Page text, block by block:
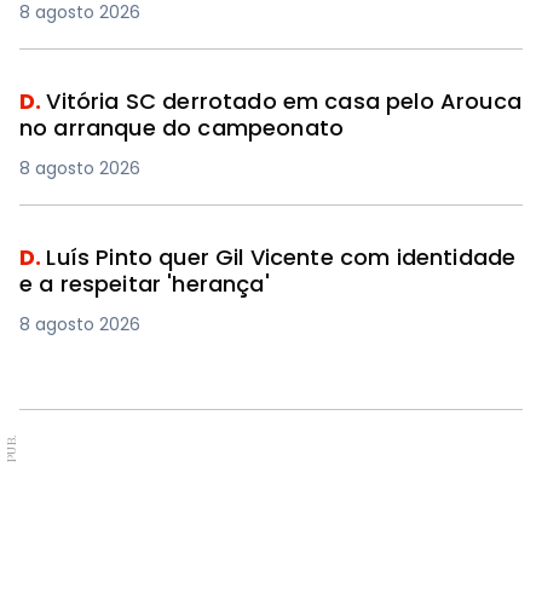
8 agosto 2026
D.Vitória SC derrotado em casa pelo Arouca
no arranque do campeonato
8 agosto 2026
D. Luís Pinto quer Gil Vicente com identidade
e a respeitar 'herança'
8 agosto 2026
PUB.